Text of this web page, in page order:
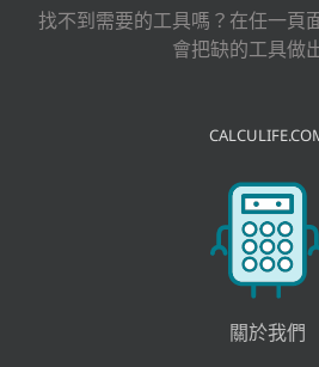
果：
找不到需要的工具嗎？在任一頁
會把缺的工具做
關於我們